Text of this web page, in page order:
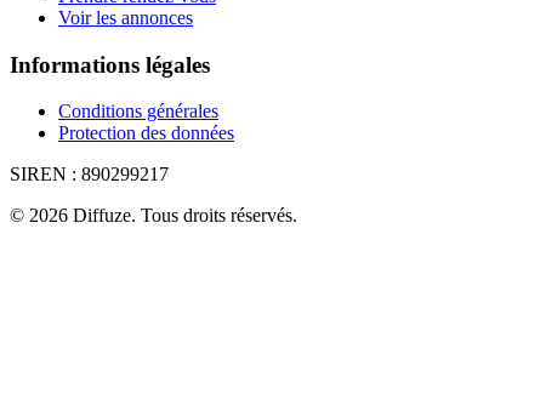
Voir les annonces
Informations légales
Conditions générales
Protection des données
SIREN : 890299217
© 2026 Diffuze. Tous droits réservés.